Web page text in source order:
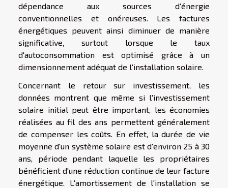
dépendance aux sources d'énergie
conventionnelles et onéreuses. Les factures
énergétiques peuvent ainsi diminuer de manière
significative, surtout lorsque le taux
d'autoconsommation est optimisé grâce à un
dimensionnement adéquat de l'installation solaire.
Concernant le retour sur investissement, les
données montrent que même si l'investissement
solaire initial peut être important, les économies
réalisées au fil des ans permettent généralement
de compenser les coûts. En effet, la durée de vie
moyenne d'un système solaire est d'environ 25 à 30
ans, période pendant laquelle les propriétaires
bénéficient d'une réduction continue de leur facture
énergétique. L'amortissement de l'installation se